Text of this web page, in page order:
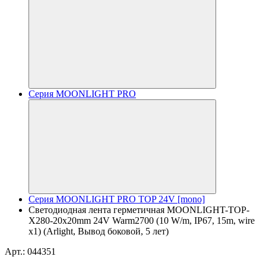
Серия MOONLIGHT PRO
Серия MOONLIGHT PRO TOP 24V [mono]
Светодиодная лента герметичная MOONLIGHT-TOP-
X280-20x20mm 24V Warm2700 (10 W/m, IP67, 15m, wire
x1) (Arlight, Вывод боковой, 5 лет)
Арт.: 044351